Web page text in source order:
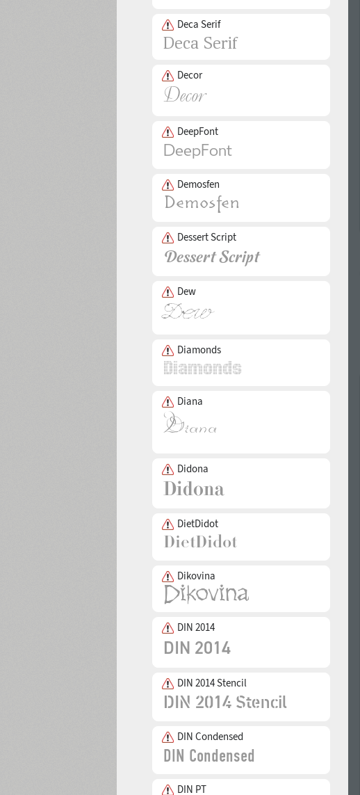
Deca Serif
Decor
DeepFont
Demosfen
Dessert Script
Dew
Diamonds
Diana
Didona
DietDidot
Dikovina
DIN 2014
DIN 2014 Stencil
DIN Condensed
DIN PT